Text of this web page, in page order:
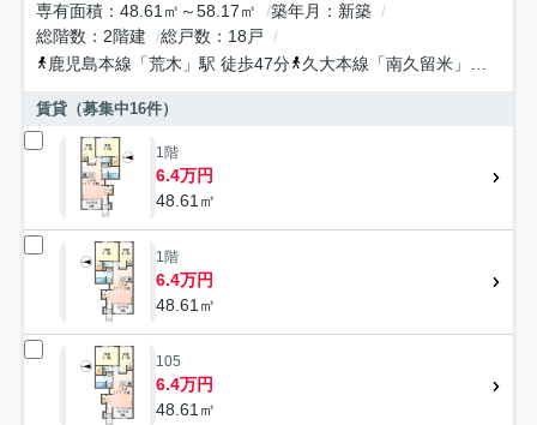
専有面積
48.61㎡～58.17㎡ 築年月
新築
総階数
2階建 総戸数
18戸
鹿児島本線 「荒木 」駅 徒歩47分 久大本線 「南久留米 」駅 徒歩52分
賃貸（募集中16件）
1階
6.4万円
48.61㎡
1階
6.4万円
48.61㎡
105
6.4万円
48.61㎡